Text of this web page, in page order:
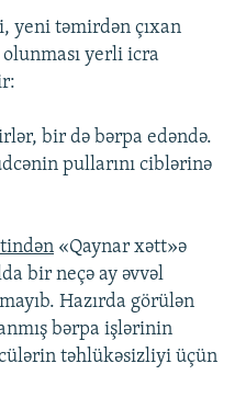
yeni təmirdən çıxan
yerli icra
bir də bərpa edəndə.
pullarını ciblərinə
«Qaynar xətt»ə
bir neçə ay əvvəl
Hazırda görülən
bərpa işlərinin
təhlükəsizliyi üçün